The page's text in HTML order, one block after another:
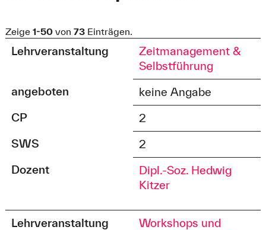
Zeige 1-50von 73Einträgen.
Lehrveranstaltung
Zeitmanagement &
Selbstführung
angeboten
keine Angabe
CP
2
SWS
2
Dozent
Dipl.-Soz. Hedwig
Kitzer
Lehrveranstaltung
Workshops und